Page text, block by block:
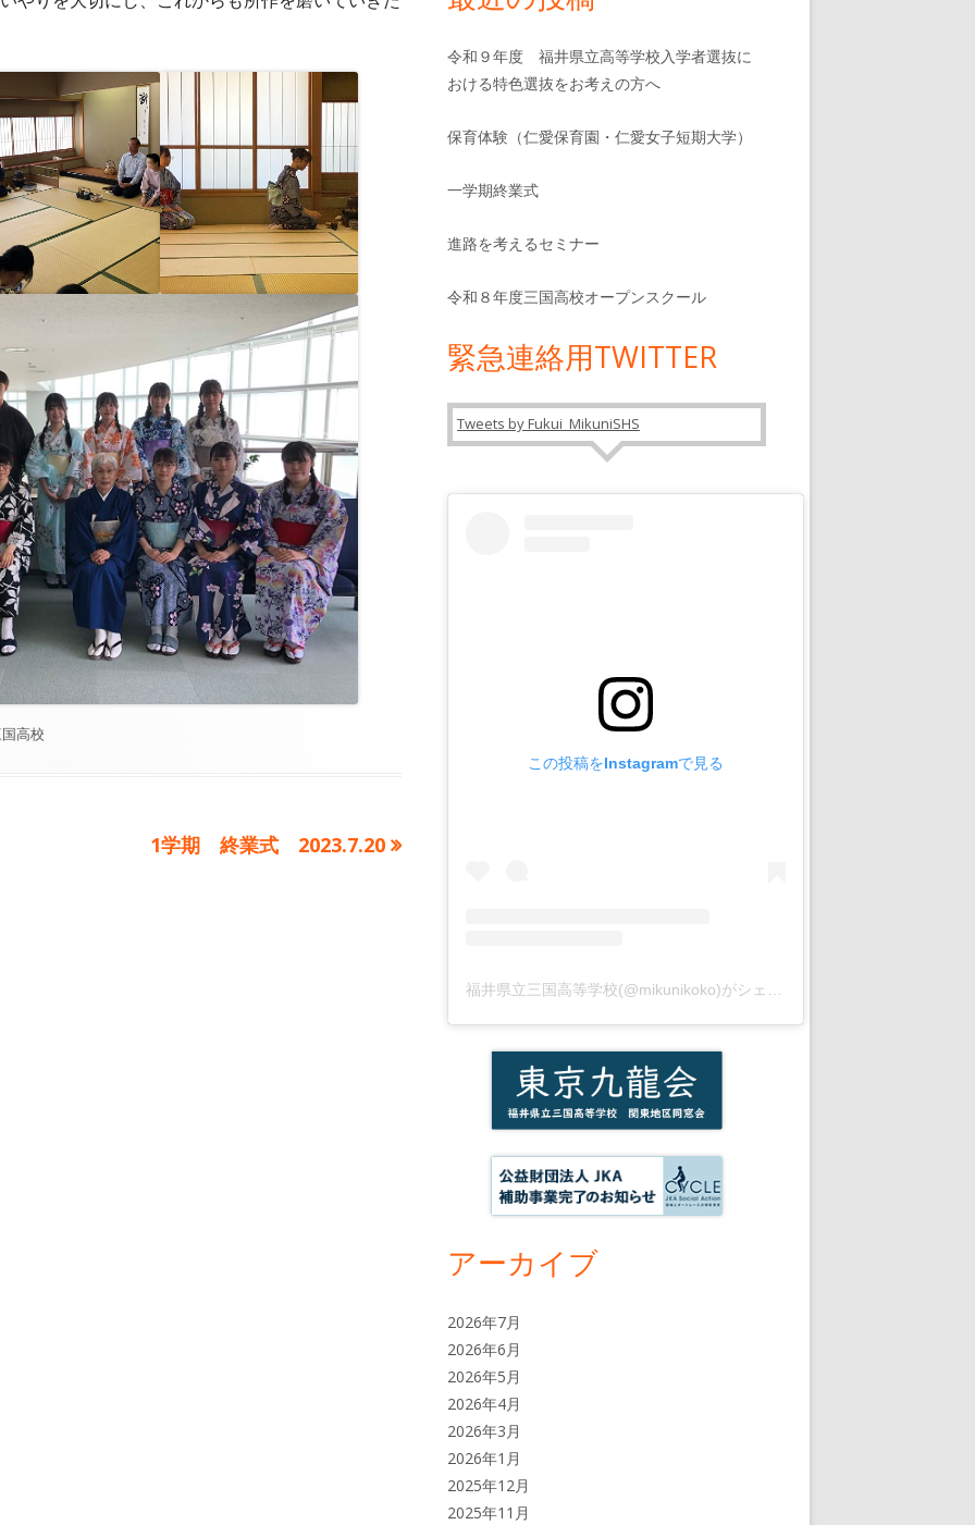
高校
次
1学期 終業式 2023.7.20
ー
令和９年度 福井県立高等学校入学者選抜に
おける特色選抜をお考えの方へ
保育体験（仁愛保育園・仁愛女子短期大学）
一学期終業式
進路を考えるセミナー
令和８年度三国高校オープンスクール
緊急連絡用TWITTER
Tweets by Fukui_MikuniSHS
この投稿をInstagramで見る
アーカイブ
2026年7月
2026年6月
2026年5月
2026年4月
2026年3月
2026年1月
2025年12月
2025年11月